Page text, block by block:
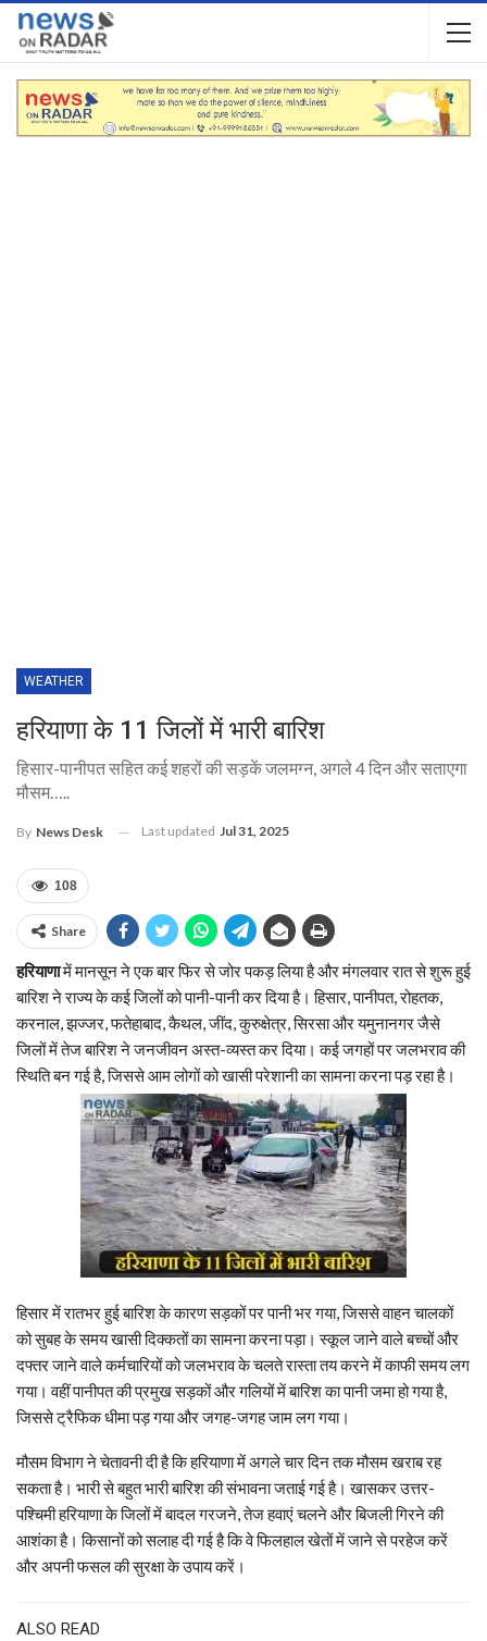
WEATHER
हरियाणा के 11 जिलों में भारी बारिश
हिसार-पानीपत सहित कई शहरों की सड़कें जलमग्न, अगले 4 दिन और सताएगा
मौसम…..
By News Desk Last updated Jul 31, 2025
108
Share
हरियाणामें मानसून ने एक बार फिर से जोर पकड़ लिया है और मंगलवार रात से शुरू हुई
बारिश ने राज्य के कई जिलों को पानी-पानी कर दिया है। हिसार, पानीपत, रोहतक,
करनाल, झज्जर, फतेहाबाद, कैथल, जींद, कुरुक्षेत्र, सिरसा और यमुनानगर जैसे
जिलों में तेज बारिश ने जनजीवन अस्त-व्यस्त कर दिया। कई जगहों पर जलभराव की
स्थिति बन गई है, जिससे आम लोगों को खासी परेशानी का सामना करना पड़ रहा है।
हिसार में रातभर हुई बारिश के कारण सड़कों पर पानी भर गया, जिससे वाहन चालकों
को सुबह के समय खासी दिक्कतों का सामना करना पड़ा। स्कूल जाने वाले बच्चों और
दफ्तर जाने वाले कर्मचारियों को जलभराव के चलते रास्ता तय करने में काफी समय लग
गया। वहीं पानीपत की प्रमुख सड़कों और गलियों में बारिश का पानी जमा हो गया है,
जिससे ट्रैफिक धीमा पड़ गया और जगह-जगह जाम लग गया।
मौसम विभाग ने चेतावनी दी है कि हरियाणा में अगले चार दिन तक मौसम खराब रह
सकता है। भारी से बहुत भारी बारिश की संभावना जताई गई है। खासकर उत्तर-
पश्चिमी हरियाणा के जिलों में बादल गरजने, तेज हवाएं चलने और बिजली गिरने की
आशंका है। किसानों को सलाह दी गई है कि वे फिलहाल खेतों में जाने से परहेज करें
और अपनी फसल की सुरक्षा के उपाय करें।
ALSO READ